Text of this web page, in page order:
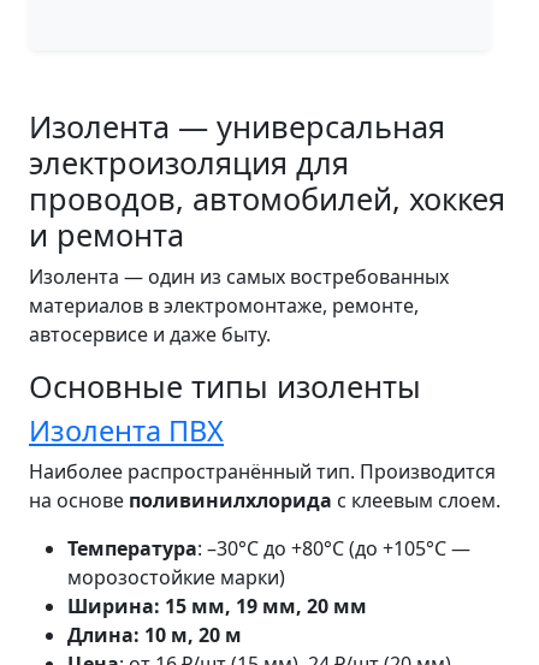
Изолента — универсальная
электроизоляция для
проводов, автомобилей, хоккея
и ремонта
Изолента — один из самых востребованных
материалов в электромонтаже, ремонте,
автосервисе и даже быту.
Основные типы изоленты
Изолента ПВХ
Наиболее распространённый тип. Производится
на основе поливинилхлорида с клеевым слоем.
Температура: –30°C до +80°C (до +105°C —
морозостойкие марки)
Ширина: 15 мм, 19 мм, 20 мм
Длина: 10 м, 20 м